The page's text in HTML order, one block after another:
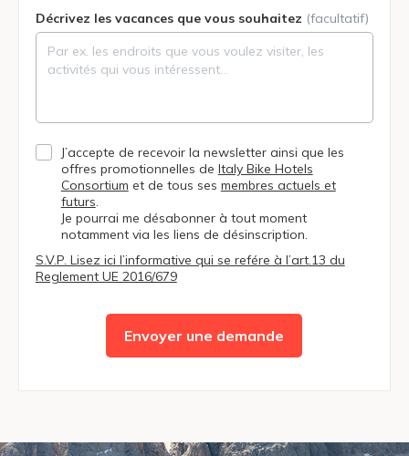
Décrivez les vacances que vous souhaitez (facultatif)
J’accepte de recevoir la newsletter ainsi que les
offres promotionnelles de Italy Bike Hotels
Consortium et de tous ses membres actuels et
futurs.
Je pourrai me désabonner à tout moment
notamment via les liens de désinscription.
S.V.P. Lisez ici l’informative qui se refére à l’art.13 du
Reglement UE 2016/679
Envoyer une demande